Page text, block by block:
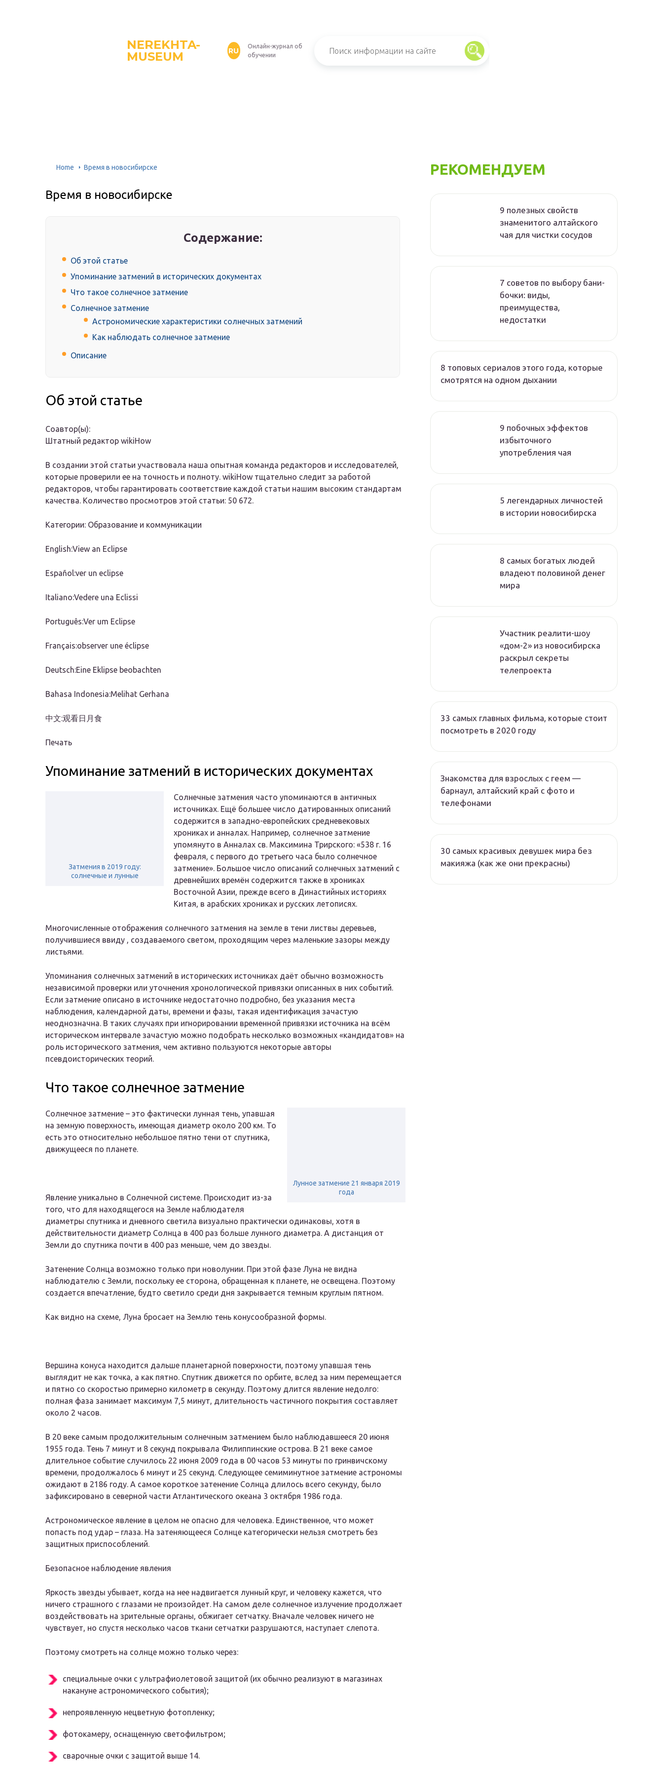
NEREKHTA-
MUSEUM
RU
Онлайн-журнал об
обучении
Home Время в новосибирске
Время в новосибирске
Содержание:
Об этой статье
Упоминание затмений в исторических документах
Что такое солнечное затмение
Солнечное затмение
Астрономические характеристики солнечных затмений
Как наблюдать солнечное затмение
Описание
Об этой статье
Соавтор(ы):
Штатный редактор wikiHow
В создании этой статьи участвовала наша опытная команда редакторов и исследователей,
которые проверили ее на точность и полноту. wikiHow тщательно следит за работой
редакторов, чтобы гарантировать соответствие каждой статьи нашим высоким стандартам
качества. Количество просмотров этой статьи: 50 672.
Категории: Образование и коммуникации
English:View an Eclipse
Español:ver un eclipse
Italiano:Vedere una Eclissi
Português:Ver um Eclipse
Français:observer une éclipse
Deutsch:Eine Eklipse beobachten
Bahasa Indonesia:Melihat Gerhana
中文:观看日月食
Печать
Упоминание затмений в исторических документах
Затмения в 2019 году:
солнечные и лунные
Солнечные затмения часто упоминаются в античных
источниках. Ещё большее число датированных описаний
содержится в западно-европейских средневековых
хрониках и анналах. Например, солнечное затмение
упомянуто в Анналах св. Максимина Трирского: «538 г. 16
февраля, с первого до третьего часа было солнечное
затмение». Большое число описаний солнечных затмений с
древнейших времён содержится также в хрониках
Восточной Азии, прежде всего в Династийных историях
Китая, в арабских хрониках и русских летописях.
Многочисленные отображения солнечного затмения на земле в тени листвы деревьев,
получившиеся ввиду , создаваемого светом, проходящим через маленькие зазоры между
листьями.
Упоминания солнечных затмений в исторических источниках даёт обычно возможность
независимой проверки или уточнения хронологической привязки описанных в них событий.
Если затмение описано в источнике недостаточно подробно, без указания места
наблюдения, календарной даты, времени и фазы, такая идентификация зачастую
неоднозначна. В таких случаях при игнорировании временной привязки источника на всём
историческом интервале зачастую можно подобрать несколько возможных «кандидатов» на
роль исторического затмения, чем активно пользуются некоторые авторы
псевдоисторических теорий.
Что такое солнечное затмение
Лунное затмение 21 января 2019
года
Солнечное затмение – это фактически лунная тень, упавшая
на земную поверхность, имеющая диаметр около 200 км. То
есть это относительно небольшое пятно тени от спутника,
движущееся по планете.
Явление уникально в Солнечной системе. Происходит из-за
того, что для находящегося на Земле наблюдателя
диаметры спутника и дневного светила визуально практически одинаковы, хотя в
действительности диаметр Солнца в 400 раз больше лунного диаметра. А дистанция от
Земли до спутника почти в 400 раз меньше, чем до звезды.
Затенение Солнца возможно только при новолунии. При этой фазе Луна не видна
наблюдателю с Земли, поскольку ее сторона, обращенная к планете, не освещена. Поэтому
создается впечатление, будто светило среди дня закрывается темным круглым пятном.
Как видно на схеме, Луна бросает на Землю тень конусообразной формы.
Вершина конуса находится дальше планетарной поверхности, поэтому упавшая тень
выглядит не как точка, а как пятно. Спутник движется по орбите, вслед за ним перемещается
и пятно со скоростью примерно километр в секунду. Поэтому длится явление недолго:
полная фаза занимает максимум 7,5 минут, длительность частичного покрытия составляет
около 2 часов.
В 20 веке самым продолжительным солнечным затмением было наблюдавшееся 20 июня
1955 года. Тень 7 минут и 8 секунд покрывала Филиппинские острова. В 21 веке самое
длительное событие случилось 22 июня 2009 года в 00 часов 53 минуты по гринвичскому
времени, продолжалось 6 минут и 25 секунд. Следующее семиминутное затмение астрономы
ожидают в 2186 году. А самое короткое затенение Солнца длилось всего секунду, было
зафиксировано в северной части Атлантического океана 3 октября 1986 года.
Астрономическое явление в целом не опасно для человека. Единственное, что может
попасть под удар – глаза. На затеняющееся Солнце категорически нельзя смотреть без
защитных приспособлений.
Безопасное наблюдение явления
Яркость звезды убывает, когда на нее надвигается лунный круг, и человеку кажется, что
ничего страшного с глазами не произойдет. На самом деле солнечное излучение продолжает
воздействовать на зрительные органы, обжигает сетчатку. Вначале человек ничего не
чувствует, но спустя несколько часов ткани сетчатки разрушаются, наступает слепота.
Поэтому смотреть на солнце можно только через:
специальные очки с ультрафиолетовой защитой (их обычно реализуют в магазинах
накануне астрономического события);
непроявленную нецветную фотопленку;
фотокамеру, оснащенную светофильтром;
сварочные очки с защитой выше 14.
РЕКОМЕНДУЕМ
9 полезных свойств
знаменитого алтайского
чая для чистки сосудов
7 советов по выбору бани-
бочки: виды,
преимущества,
недостатки
8 топовых сериалов этого года, которые
смотрятся на одном дыхании
9 побочных эффектов
избыточного
употребления чая
5 легендарных личностей
в истории новосибирска
8 самых богатых людей
владеют половиной денег
мира
Участник реалити-шоу
«дом-2» из новосибирска
раскрыл секреты
телепроекта
33 самых главных фильма, которые стоит
посмотреть в 2020 году
Знакомства для взрослых с геем —
барнаул, алтайский край с фото и
телефонами
30 самых красивых девушек мира без
макияжа (как же они прекрасны)